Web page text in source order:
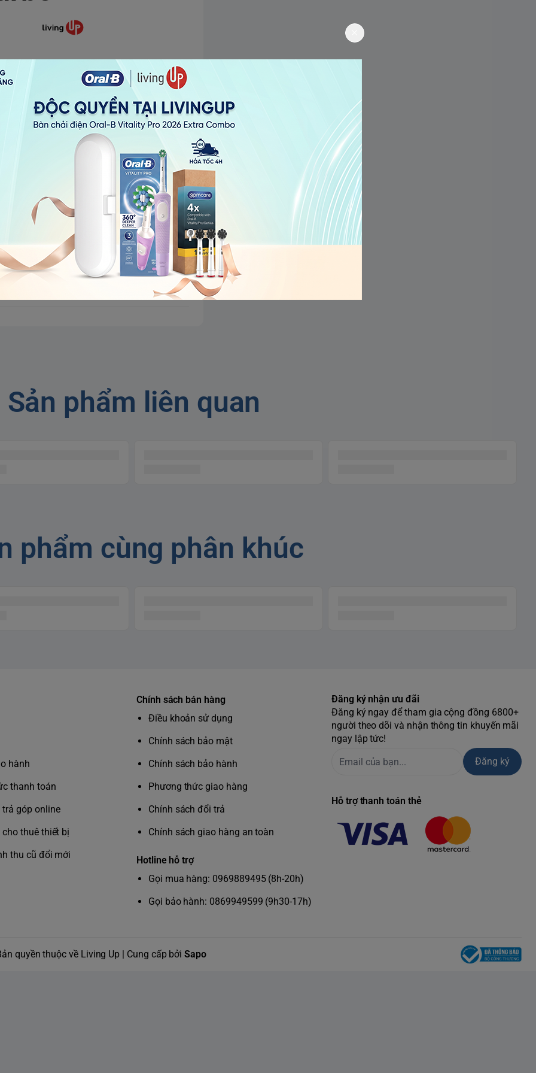
bôi trơn &
dàng để rửa
trimmer
thái bảo trì & khóa du
Center, bàn chải, bàn cạo tỉa, túi
lượng Đức :contentReference[oaicite:7]
đãi
Sản phẩm liên quan
phẩm cùng phân khúc
hành
thanh toán
góp online
cho thuê thiết bị
thu cũ đổi mới
Chính sách bán hàng
Điều khoản sử dụng
Chính sách bảo mật
Chính sách bảo hành
Phương thức giao hàng
Chính sách đổi trả
Chính sách giao hàng an toàn
Hotline hỗ trợ
Gọi mua hàng: 0969889495 (8h-20h)
Gọi bảo hành: 0869949599 (9h30-17h)
Đăng ký nhận ưu đãi
Đăng ký ngay để tham gia cộng đồng 6800+
người theo dõi và nhận thông tin khuyến mãi
ngay lập tức!
Đăng ký
Hỗ trợ thanh toán thẻ
quyền thuộc về Living Up | Cung cấp bởiSapo